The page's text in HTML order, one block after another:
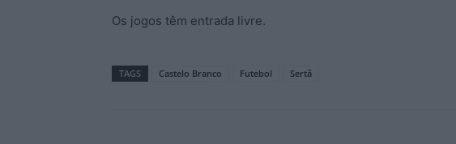
Os jogos têm entrada livre.
TAGS Castelo Branco Futebol Sertã